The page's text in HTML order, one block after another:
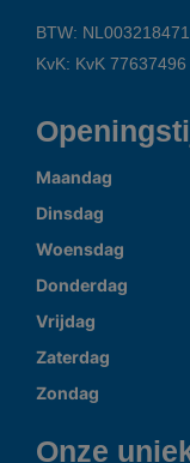
BTW:
KvK: KvK 77637496
Maandag
Dinsdag
Woensdag
Donderdag
Vrijdag
Zaterdag
Zondag
Onze